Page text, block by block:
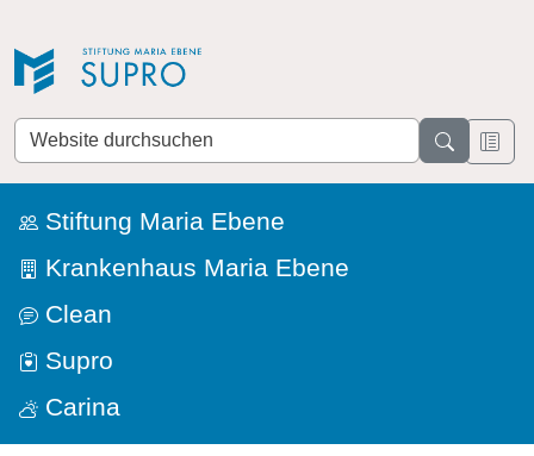
Website
durchsuchen
Stiftung Maria Ebene
Krankenhaus Maria Ebene
Clean
Supro
Carina